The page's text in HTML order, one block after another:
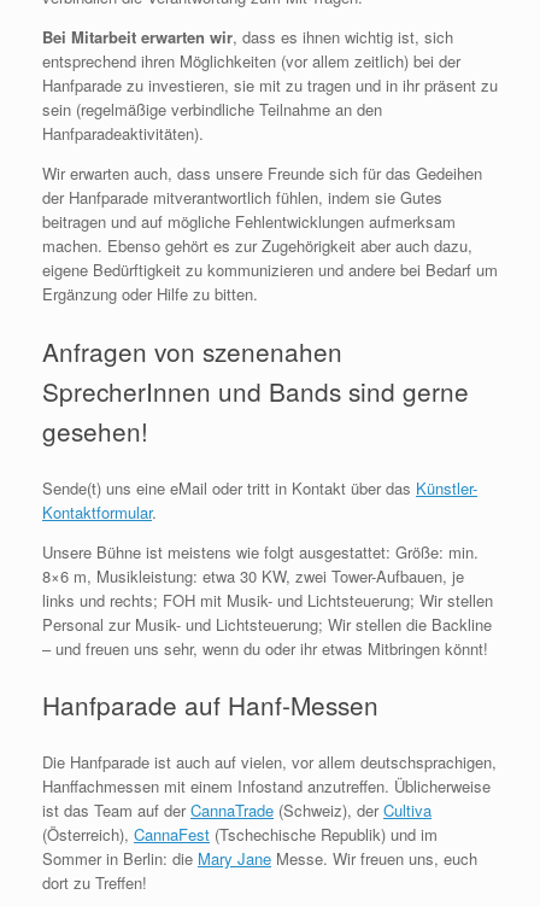
Bei Mitarbeit erwarten wir, dass es ihnen wichtig ist, sich
entsprechend ihren Möglichkeiten (vor allem zeitlich) bei der
Hanfparade zu investieren, sie mit zu tragen und in ihr präsent zu
sein (regelmäßige verbindliche Teilnahme an den
Hanfparadeaktivitäten).
Wir erwarten auch, dass unsere Freunde sich für das Gedeihen
der Hanfparade mitverantwortlich fühlen, indem sie Gutes
beitragen und auf mögliche Fehlentwicklungen aufmerksam
machen. Ebenso gehört es zur Zugehörigkeit aber auch dazu,
eigene Bedürftigkeit zu kommunizieren und andere bei Bedarf um
Ergänzung oder Hilfe zu bitten.
Anfragen von szenenahen
SprecherInnen und Bands sind gerne
gesehen!
Sende(t) uns eine eMail oder tritt in Kontakt über das Künstler-
Kontaktformular.
Unsere Bühne ist meistens wie folgt ausgestattet: Größe: min.
8×6 m, Musikleistung: etwa 30 KW, zwei Tower-Aufbauen, je
links und rechts; FOH mit Musik- und Lichtsteuerung; Wir stellen
Personal zur Musik- und Lichtsteuerung; Wir stellen die Backline
– und freuen uns sehr, wenn du oder ihr etwas Mitbringen könnt!
Hanfparade auf Hanf-Messen
Die Hanfparade ist auch auf vielen, vor allem deutschsprachigen,
Hanffachmessen mit einem Infostand anzutreffen. Üblicherweise
ist das Team auf derCannaTrade (Schweiz), derCultiva
(Österreich), CannaFest (Tschechische Republik) und im
Sommer in Berlin: die Mary Jane Messe. Wir freuen uns, euch
dort zu Treffen!